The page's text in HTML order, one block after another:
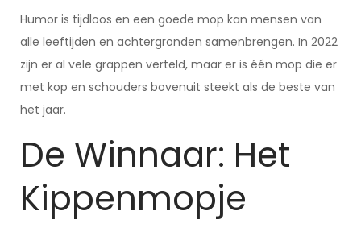
Humor is tijdloos en een goede mop kan mensen van
alle leeftijden en achtergronden samenbrengen. In 2022
zijn er al vele grappen verteld, maar er is één mop die er
met kop en schouders bovenuit steekt als de beste van
het jaar.
De Winnaar: Het
Kippenmopje